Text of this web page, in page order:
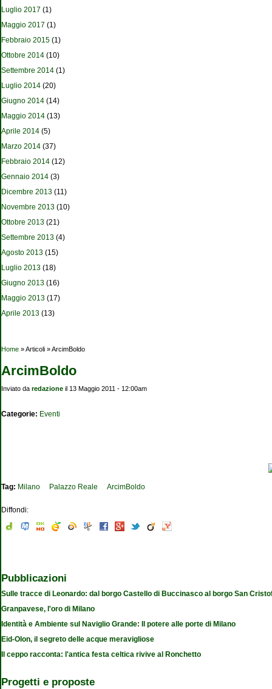
Luglio 2017 (1)
Maggio 2017 (1)
Febbraio 2015 (1)
Ottobre 2014 (10)
Settembre 2014 (1)
Luglio 2014 (20)
Giugno 2014 (14)
Maggio 2014 (13)
Aprile 2014 (5)
Marzo 2014 (37)
Febbraio 2014 (12)
Gennaio 2014 (3)
Dicembre 2013 (11)
Novembre 2013 (10)
Ottobre 2013 (21)
Settembre 2013 (4)
Agosto 2013 (15)
Luglio 2013 (18)
Giugno 2013 (16)
Maggio 2013 (17)
Aprile 2013 (13)
Tu sei qui
Home » Articoli » ArcimBoldo
ArcimBoldo
Inviato da redazione il 13 Maggio 2011 - 12:00am
Categorie: Eventi
Tag: Milano Palazzo Reale ArcimBoldo
Diffondi:
Pubblicazioni
Sulle tracce di Leonardo: dal borgo Castello di Buccinasco al borgo San
Granpavese, l'oro di Milano
Identità e Ambiente sul Naviglio Grande: Il potere alle porte di Milano
Eid-Olon, il segreto delle acque meravigliose
Il ceppo racconta: l'antica festa celtica rivive al Ronchetto
Progetti e proposte